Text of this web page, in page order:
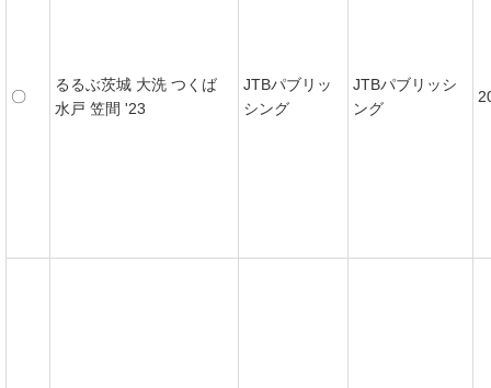
〇
るるぶ茨城 大洗 つくば
水戸 笠間 '23
JTBパブリッ
シング
JTBパブリッシ
ング